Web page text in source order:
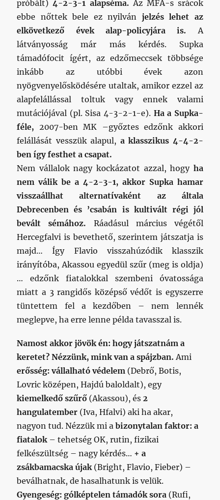
próbált)4-2-3-1 alapséma.Az MFA-s srácok
ebbe nőttek bele ez nyilván jelzés lehet az
elkövetkező évek alap-policyjára is. A
látványosság már más kérdés. Supka
támadófocit ígért, az edzőmeccsek többsége
inkább az utóbbi évek azon
nyögvenyelősködésére utaltak, amikor ezzel az
alapfelállással toltuk vagy ennek valami
mutációjával (pl. Sisa 4-3-2-1-e). Ha a Supka-
féle, 2007-ben MK –győztes edzőnk akkori
felállását vesszük alapul, a klasszikus 4-4-2-
ben így festhet a csapat.
Nem vállalok nagy kockázatot azzal, hogy ha
nem válik be a 4-2-3-1, akkor Supka hamar
visszaállhat alternatívaként az általa
Debrecenben és ’csabán is kultivált régi jól
bevált sémához. Ráadásul március végétől
Hercegfalvi is bevethető, szerintem játszatja is
majd… Így Flavio visszahúzódik klasszik
irányítóba, Akassou egyedül szűr (meg is oldja)
… edzőnk fiatalokkal szembeni óvatossága
miatt a 3 rangidős középső védőt is egyszerre
tüntettem fel a kezdőben – nem lennék
meglepve, ha erre lenne példa tavasszal is.
Namost akkor jövök én: hogy játszatnám a
keretet? Nézzünk, mink van a spájzban. Ami
erősség: vállalható védelem (Debrő, Botis,
Lovric középen, Hajdú baloldalt), egy
kiemelkedő szűrő (Akassou), és2
hangulatember (Iva, Hfalvi) aki ha akar,
nagyon tud. Nézzük mi abizonytalan faktor: a
fiatalok– tehetség OK, rutin, fizikai
felkészültség – nagy kérdés… + a
zsákbamacska újak(Bright, Flavio, Fieber) –
beválhatnak, de hasalhatunk is velük.
Gyengeség: gólképtelen támadók sora (Rufi,